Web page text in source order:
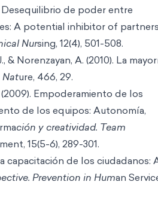
Desequilibrio de poder entre
A potential inhibitor of
Nursing, 12(4), 501-508.
& Norenzayan, A. (2010). La
Nature, 466, 29.
(2009). Empoderamiento de los
de los equipos: Autonomía,
ción y creatividad. Team
15(5-6), 289-301.
capacitación de los ciudadanos:
Prevention in Human